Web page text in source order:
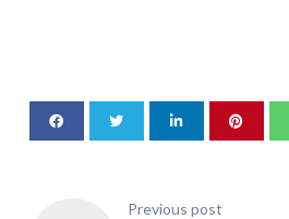
Previous post